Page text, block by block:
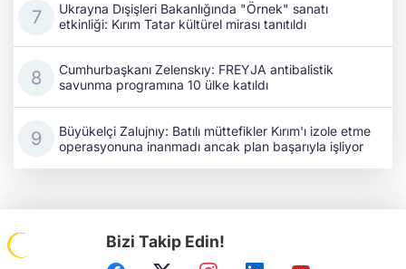
Ukrayna Dışişleri Bakanlığında "Örnek" sanatı
etkinliği: Kırım Tatar kültürel mirası tanıtıldı
Cumhurbaşkanı Zelenskıy: FREYJA antibalistik
savunma programına 10 ülke katıldı
Büyükelçi Zalujnıy: Batılı müttefikler Kırım'ı izole etme
operasyonuna inanmadı ancak plan başarıyla işliyor
Bizi Takip Edin!